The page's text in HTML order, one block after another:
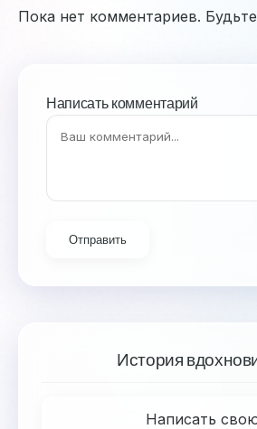
Пока нет комментариев.
Написать комментарий
Отправить
История
Написать